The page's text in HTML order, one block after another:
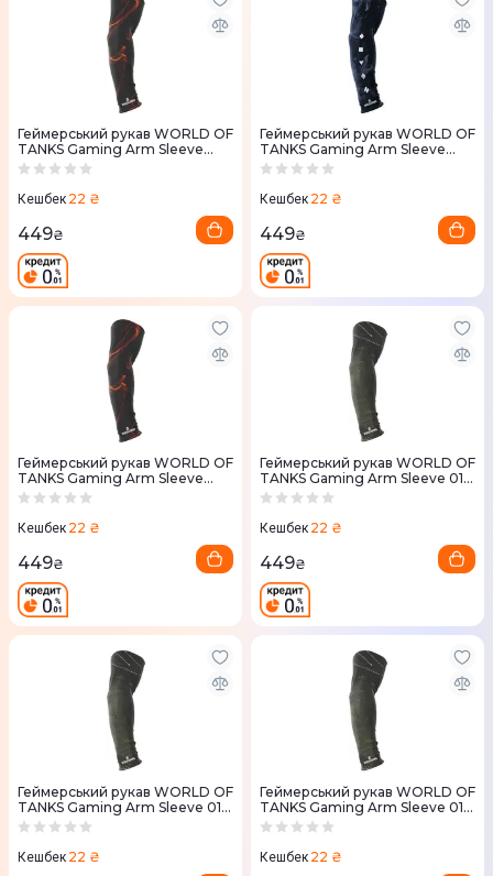
Геймерський рукав WORLD OF
TANKS Gaming Arm Sleeve
04D (ВоТ) M
Кешбек 22 ₴
449₴
Геймерський рукав WORLD OF
TANKS Gaming Arm Sleeve
05D (ВоТ) L
Кешбек 22 ₴
449₴
Геймерський рукав WORLD OF
TANKS Gaming Arm Sleeve
04D (ВоТ) L
Кешбек 22 ₴
449₴
Геймерський рукав WORLD OF
TANKS Gaming Arm Sleeve 01D
(ВоТ) M
Кешбек 22 ₴
449₴
Геймерський рукав WORLD OF
TANKS Gaming Arm Sleeve 01D
(ВоТ) L
Кешбек 22 ₴
Геймерський рукав WORLD OF
TANKS Gaming Arm Sleeve 01D
(ВоТ) XL
Кешбек 22 ₴